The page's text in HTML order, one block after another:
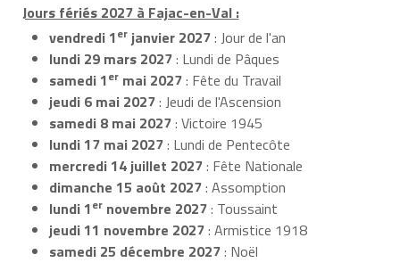
Jours fériés 2027 à Fajac-en-Val :
vendredi 1er janvier 2027: Jour de l'an
lundi 29 mars 2027: Lundi de Pâques
samedi 1er mai 2027: Fête du Travail
jeudi 6 mai 2027: Jeudi de l'Ascension
samedi 8 mai 2027: Victoire 1945
lundi 17 mai 2027: Lundi de Pentecôte
mercredi 14 juillet 2027: Fête Nationale
dimanche 15 août 2027: Assomption
lundi 1er novembre 2027: Toussaint
jeudi 11 novembre 2027: Armistice 1918
samedi 25 décembre 2027: Noël